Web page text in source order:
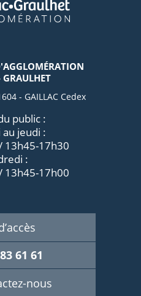
- GAILLAC Cedex
public :
jeudi :
13h45-17h30
:
13h45-17h00
61 61
nous